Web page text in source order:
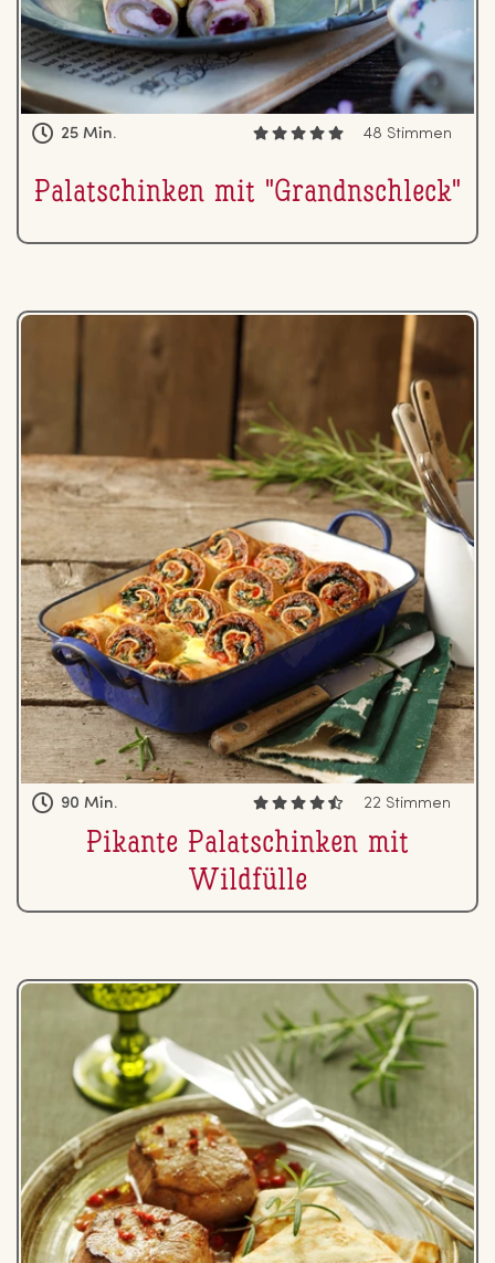
25 Min. 48 Stimmen
Pa­la­tschin­ken mit "Grandn­schleck"
90 Min. 22 Stimmen
Pikante Pa­la­tschin­ken mit
Wildfülle